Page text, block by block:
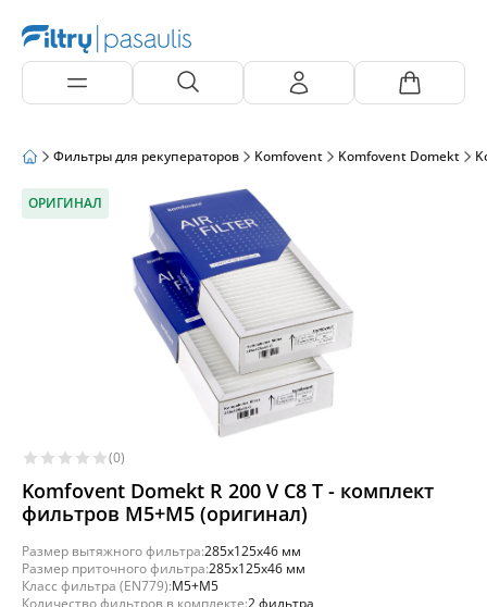
Фильтры для рекуператоров Komfovent Komfovent Domekt
ОРИГИНАЛ
(0)
Komfovent Domekt R 200 V C8 T - комплект
фильтров M5+M5 (оригинал)
Размер вытяжного фильтра:285x125x46 мм
Размер приточного фильтра:285x125x46 мм
Класс фильтра (EN779):M5+M5
Количество фильтров в комплекте:2 фильтра